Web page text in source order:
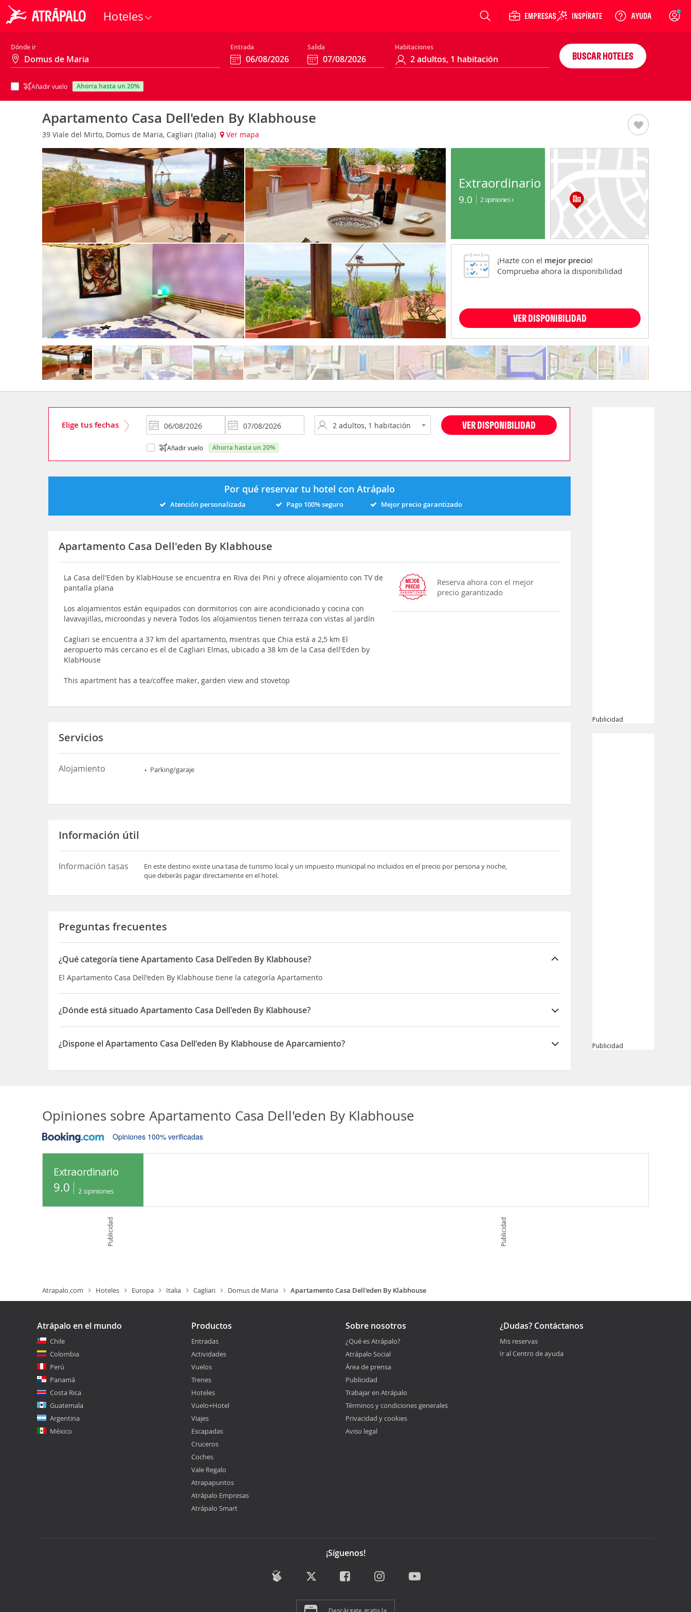
Hoteles Login
Dónde ir Entrada Salida Habitaciones
Añadir vuelo ahorra hasta un 20%
BUSCAR HOTELES
Apartamento Casa Dell'eden By Klabhouse
39 Viale del Mirto, Domus de Maria, Cagliari (Italia) Ver mapa
Extraordinario
9.0 2 opiniones
¡Hazte con el mejor precio!
Comprueba ahora la disponibilidad
VER DISPONIBILIDAD
Elige tus fechas VER DISPONIBILIDAD
Añadir vuelo ahorra hasta un 20%
Por qué reservar tu hotel con Atrápalo
Atención personalizada Pago 100% seguro Mejor precio garantizado
Apartamento Casa Dell'eden By Klabhouse
La Casa dell'Eden by KlabHouse se encuentra en Riva dei Pini y ofrece alojamiento con TV de
pantalla plana
Los alojamientos están equipados con dormitorios con aire acondicionado y cocina con
lavavajillas, microondas y nevera Todos los alojamientos tienen terraza con vistas al jardín
Cagliari se encuentra a 37 km del apartamento, mientras que Chia está a 2,5 km El
aeropuerto más cercano es el de Cagliari Elmas, ubicado a 38 km de la Casa dell'Eden by
KlabHouse
This apartment has a tea/coffee maker, garden view and stovetop
Reserva ahora con el mejor
precio garantizado
Servicios
Alojamiento Parking/garaje
Información útil
Información tasas
En este destino existe una tasa de turismo local y un impuesto municipal no incluidos en el precio por persona y noche,
que deberás pagar directamente en el hotel.
Preguntas frecuentes
¿Qué categoría tiene Apartamento Casa Dell'eden By Klabhouse?
El Apartamento Casa Dell'eden By Klabhouse tiene la categoría Apartamento
¿Dónde está situado Apartamento Casa Dell'eden By Klabhouse?
El Apartamento Casa Dell'eden By Klabhouse está situado en 39 Viale del Mirto
¿Dispone el Apartamento Casa Dell'eden By Klabhouse de Aparcamiento?
Publicidad
Publicidad
Opiniones sobre Apartamento Casa Dell'eden By Klabhouse
Opiniones 100% verificadas
Extraordinario
9.0 2 opiniones
Publicidad Publicidad
Atrapalo.com Hoteles Europa Italia Cagliari Domus de Maria Apartamento Casa Dell'eden By Klabhouse
Atrápalo en el mundo
Chile
Colombia
Perú
Panamá
Costa Rica
Guatemala
Argentina
México
Productos
Entradas
Actividades
Vuelos
Trenes
Hoteles
Vuelo+Hotel
Viajes
Escapadas
Cruceros
Coches
Vale Regalo
Atrapapuntos
Atrápalo Empresas
Atrápalo Smart
Sobre nosotros
¿Qué es Atrápalo?
Atrápalo Social
Área de prensa
Publicidad
Trabajar en Atrápalo
Términos y condiciones generales
Privacidad y cookies
Aviso legal
¿Dudas? Contáctanos
Mis reservas
Ir al Centro de ayuda
¡Síguenos!